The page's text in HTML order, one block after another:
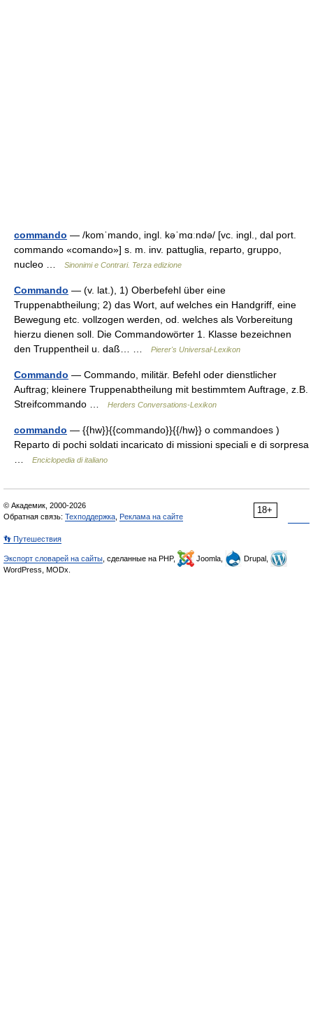
commando — /komˈmando, ingl. kəˈmɑːndə/ [vc. ingl., dal port.
commando «comando»] s. m. inv. pattuglia, reparto, gruppo,
nucleo …
Sinonimi e Contrari. Terza edizione
Commando — (v. lat.), 1) Oberbefehl über eine
Truppenabtheilung; 2) das Wort, auf welches ein Handgriff, eine
Bewegung etc. vollzogen werden, od. welches als Vorbereitung
hierzu dienen soll. Die Commandowörter 1. Klasse bezeichnen
den Truppentheil u. daß… …
Pierer's Universal-Lexikon
Commando — Commando, militär. Befehl oder dienstlicher
Auftrag; kleinere Truppenabtheilung mit bestimmtem Auftrage, z.B.
Streifcommando …
Herders Conversations-Lexikon
commando — {{hw}}{{commando}}{{/hw}} o commandoes )
Reparto di pochi soldati incaricato di missioni speciali e di sorpresa
…
Enciclopedia di italiano
18+
© Академик, 2000-2026
Обратная связь: Техподдержка Реклама на сайте
👣 Путешествия
Экспорт словарей на сайты , сделанные на PHP, Joomla,
Drupal,
WordPress, MODx.